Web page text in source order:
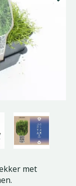
met